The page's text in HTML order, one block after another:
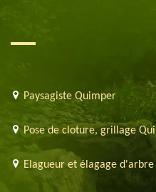
Paysagiste Quimper
Pose de cloture, grillage
Elagueur et élagage